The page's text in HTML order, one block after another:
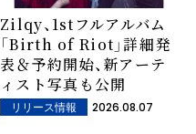
Zilqy、1stフルアルバム
「Birth of Riot」詳細発
表＆予約開始、新アーテ
ィスト写真も公開
リリース情報 2026.08.07